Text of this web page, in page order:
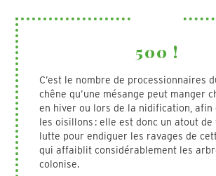
500 !
C’est le nombre de processionnaires
chêne qu’une mésange peut manger
en hiver ou lors de la nidification, afin
les oisillons : elle est donc un atout
lutte pour endiguer les ravages de
qui affaiblit considérablement les
colonise.